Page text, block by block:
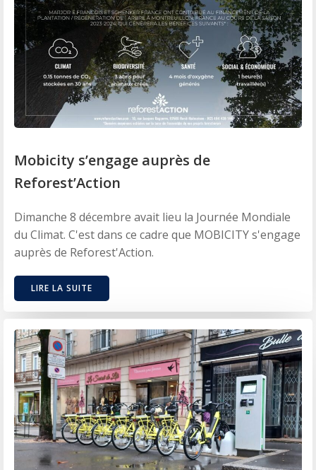
Mobicity s’engage auprès de
Reforest’Action
Dimanche 8 décembre avait lieu la Journée Mondiale
du Climat. C'est dans ce cadre que MOBICITY s'engage
auprès de Reforest'Action.
LIRE LA SUITE